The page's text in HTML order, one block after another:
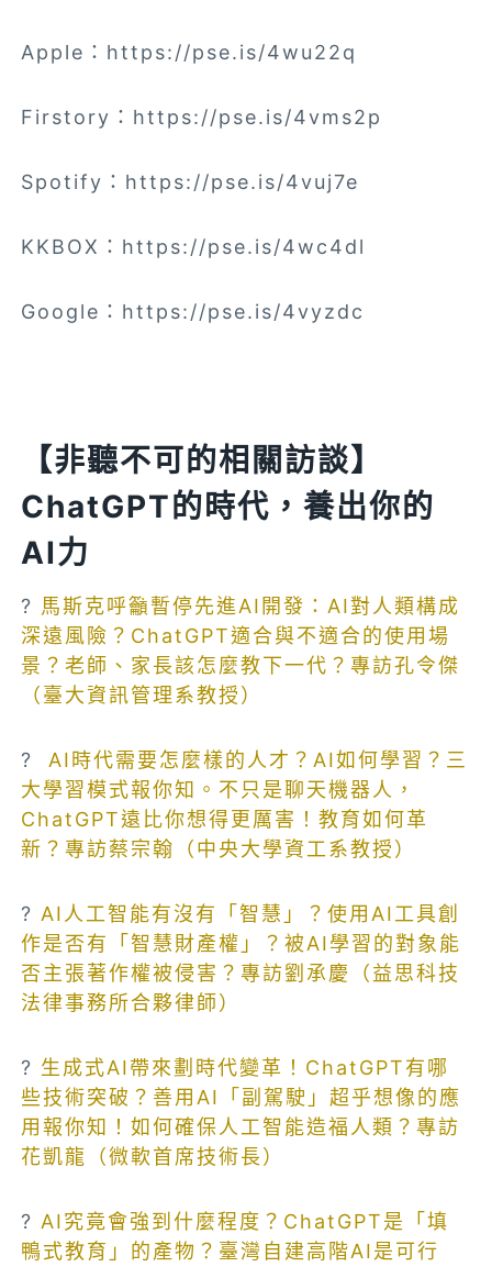
Apple：https://pse.is/4wu22q
Firstory：https://pse.is/4vms2p
Spotify：https://pse.is/4vuj7e
KKBOX：https://pse.is/4wc4dl
Google：https://pse.is/4vyzdc
【非聽不可的相關訪談】
ChatGPT的時代，養出你的
AI力
? 馬斯克呼籲暫停先進AI開發：AI對人類構成
深遠風險？ChatGPT適合與不適合的使用場
景？老師、家長該怎麼教下一代？專訪孔令傑
（臺大資訊管理系教授）
? AI時代需要怎麼樣的人才？AI如何學習？三
大學習模式報你知。不只是聊天機器人，
ChatGPT遠比你想得更厲害！教育如何革
新？專訪蔡宗翰（中央大學資工系教授）
? AI人工智能有沒有「智慧」？使用AI工具創
作是否有「智慧財產權」？被AI學習的對象能
否主張著作權被侵害？專訪劉承慶（益思科技
法律事務所合夥律師）
? 生成式AI帶來劃時代變革！ChatGPT有哪
些技術突破？善用AI「副駕駛」超乎想像的應
用報你知！如何確保人工智能造福人類？專訪
花凱龍（微軟首席技術長）
? AI究竟會強到什麼程度？ChatGPT是「填
鴨式教育」的產物？臺灣自建高階AI是可行